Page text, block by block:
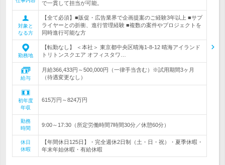
で一貫して担当が可能。
対象と
なる方
【全て必須】■販促・広告業界で企画提案のご経験3年以上 ■サプ
ライヤーとの折衝、進行管理経験 ■複数の案件やプロジェクトを
同時進行可能な方
勤務地
【転勤なし】 ＜本社＞ 東京都中央区晴海1-8-12 晴海アイランド
トリトンスクエア オフィスタワ…
給与
月給366,433円～500,000円（一律手当含む）※試用期間3ヶ月
（待遇変更なし）
初年度
年収
615万円～824万円
勤務
時間
9:00～17:30（所定労働時間7時間30分／休憩60分）
休日
休暇
【年間休日125日】・完全週休2日制（土・日・祝）・夏季休暇・
年末年始休暇・有給休暇